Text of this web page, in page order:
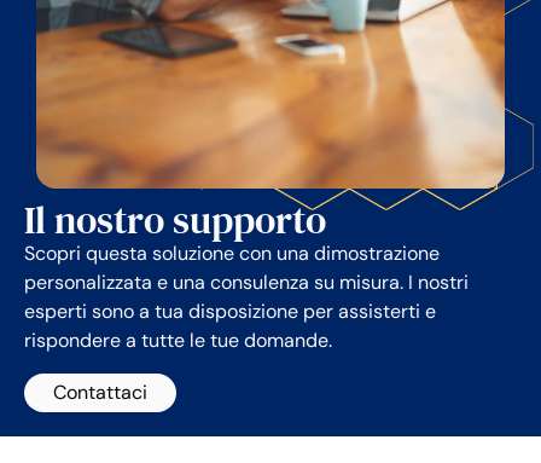
Il nostro supporto
Scopri questa soluzione con una dimostrazione
personalizzata e una consulenza su misura. I nostri
esperti sono a tua disposizione per assisterti e
rispondere a tutte le tue domande.
Contattaci